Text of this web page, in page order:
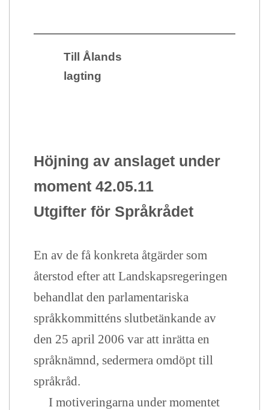
Till Ålands
lagting
Höjning av anslaget under
moment 42.05.11
Utgifter för Språkrådet
En av de få konkreta åtgärder som
återstod efter att Landskapsregeringen
behandlat den parlamentariska
språkkommitténs slutbetänkande av
den 25 april 2006 var att inrätta en
språknämnd, sedermera omdöpt till
språkråd.
I motiveringarna under momentet